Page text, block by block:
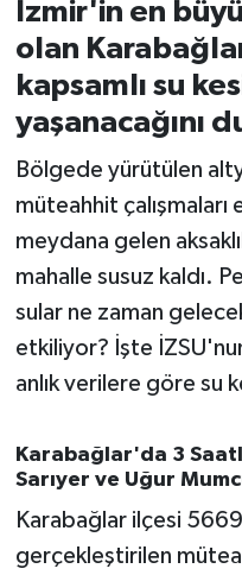
İzmir'in en
olan
kapsamlı su
yaşanacağını
Bölgede yürütülen
müteahhit çalışmaları
meydana gelen
mahalle susuz kaldı.
sular ne zaman
etkiliyor? İşte
anlık verilere göre su
Karabağlar'da 3
Sarıyer ve Uğur
Karabağlar ilçesi
gerçekleştirilen
İvrindi
KENT GÜNDEMİ
Kepsut
KÜLTÜR-SANAT
MAGAZİN
MANŞET
Manyas
OTOMOTİV
Resmi İlanlar